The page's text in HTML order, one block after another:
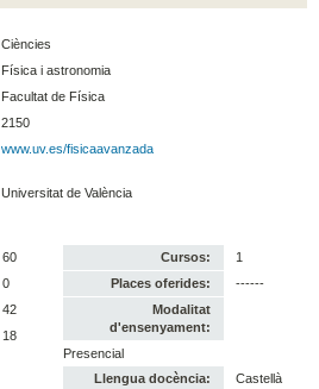
Ciències
Física i astronomia
Facultat de Física
2150
www.uv.es/fisicaavanzada
Universitat de València
60
0
42
18
Cursos:
1
Places oferides:
------
Modalitat
d'ensenyament:
Presencial
Llengua docència:
Castellà